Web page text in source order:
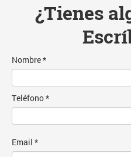
¿Tienes
Nombre *
Teléfono *
Email *